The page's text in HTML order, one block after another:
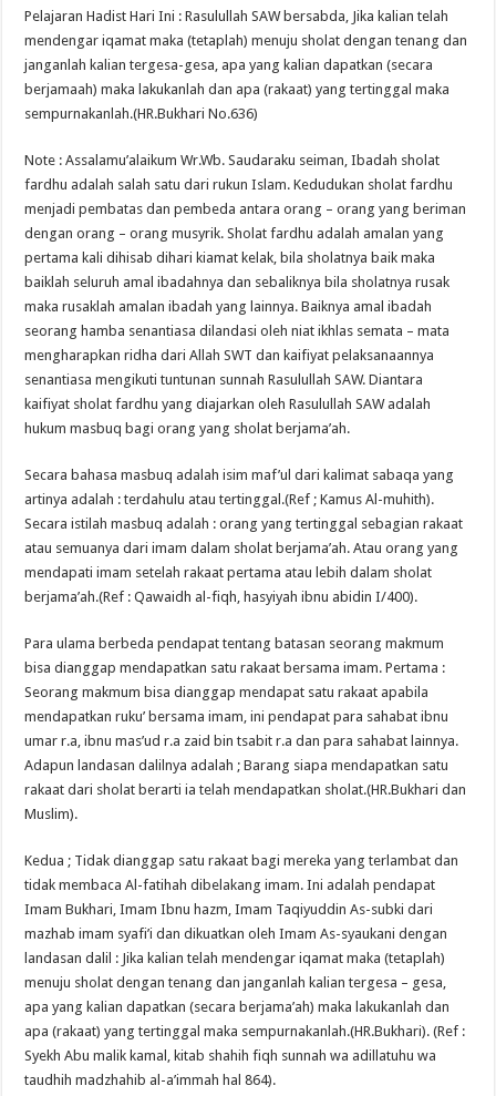
Pelajaran Hadist Hari Ini : Rasulullah SAW bersabda, Jika kalian telah
mendengar iqamat maka (tetaplah) menuju sholat dengan tenang dan
janganlah kalian tergesa-gesa, apa yang kalian dapatkan (secara
berjamaah) maka lakukanlah dan apa (rakaat) yang tertinggal maka
sempurnakanlah.(HR.Bukhari No.636)
Note : Assalamu’alaikum Wr.Wb. Saudaraku seiman, Ibadah sholat
fardhu adalah salah satu dari rukun Islam. Kedudukan sholat fardhu
menjadi pembatas dan pembeda antara orang – orang yang beriman
dengan orang – orang musyrik. Sholat fardhu adalah amalan yang
pertama kali dihisab dihari kiamat kelak, bila sholatnya baik maka
baiklah seluruh amal ibadahnya dan sebaliknya bila sholatnya rusak
maka rusaklah amalan ibadah yang lainnya. Baiknya amal ibadah
seorang hamba senantiasa dilandasi oleh niat ikhlas semata – mata
mengharapkan ridha dari Allah SWT dan kaifiyat pelaksanaannya
senantiasa mengikuti tuntunan sunnah Rasulullah SAW. Diantara
kaifiyat sholat fardhu yang diajarkan oleh Rasulullah SAW adalah
hukum masbuq bagi orang yang sholat berjama’ah.
Secara bahasa masbuq adalah isim maf’ul dari kalimat sabaqa yang
artinya adalah : terdahulu atau tertinggal.(Ref ; Kamus Al-muhith).
Secara istilah masbuq adalah : orang yang tertinggal sebagian rakaat
atau semuanya dari imam dalam sholat berjama’ah. Atau orang yang
mendapati imam setelah rakaat pertama atau lebih dalam sholat
berjama’ah.(Ref : Qawaidh al-fiqh, hasyiyah ibnu abidin I/400).
Para ulama berbeda pendapat tentang batasan seorang makmum
bisa dianggap mendapatkan satu rakaat bersama imam. Pertama :
Seorang makmum bisa dianggap mendapat satu rakaat apabila
mendapatkan ruku’ bersama imam, ini pendapat para sahabat ibnu
umar r.a, ibnu mas’ud r.a zaid bin tsabit r.a dan para sahabat lainnya.
Adapun landasan dalilnya adalah ; Barang siapa mendapatkan satu
rakaat dari sholat berarti ia telah mendapatkan sholat.(HR.Bukhari dan
Muslim).
Kedua ; Tidak dianggap satu rakaat bagi mereka yang terlambat dan
tidak membaca Al-fatihah dibelakang imam. Ini adalah pendapat
Imam Bukhari, Imam Ibnu hazm, Imam Taqiyuddin As-subki dari
mazhab imam syafi’i dan dikuatkan oleh Imam As-syaukani dengan
landasan dalil : Jika kalian telah mendengar iqamat maka (tetaplah)
menuju sholat dengan tenang dan janganlah kalian tergesa – gesa,
apa yang kalian dapatkan (secara berjama’ah) maka lakukanlah dan
apa (rakaat) yang tertinggal maka sempurnakanlah.(HR.Bukhari). (Ref :
Syekh Abu malik kamal, kitab shahih fiqh sunnah wa adillatuhu wa
taudhih madzhahib al-a’immah hal 864).